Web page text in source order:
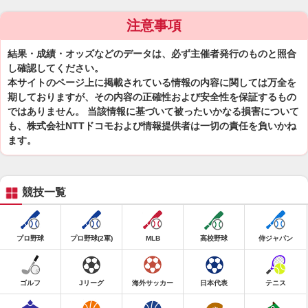
注意事項
結果・成績・オッズなどのデータは、必ず主催者発行のものと照合
し確認してください。
本サイトのページ上に掲載されている情報の内容に関しては万全を
期しておりますが、その内容の正確性および安全性を保証するもの
ではありません。 当該情報に基づいて被ったいかなる損害について
も、株式会社NTTドコモおよび情報提供者は一切の責任を負いかね
ます。
競技一覧
プロ野球 プロ野球(2軍) MLB 高校野球 侍ジャパン
ゴルフ Jリーグ 海外サッカー 日本代表 テニス